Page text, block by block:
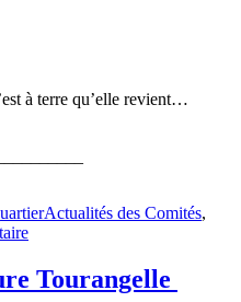
à terre qu’elle revient…
Catégories
Actualités des Comités,
sur
du
3Tourangelle